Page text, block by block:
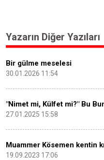
Yazarın Diğer Yazıları
Bir gülme meselesi
30.01.2026 11:54
"Nimet mi, Külfet mi?" Bu
27.01.2025 15:58
Muammer Kösemen kentin
19.09.2023 17:06